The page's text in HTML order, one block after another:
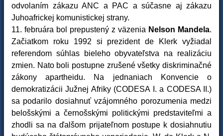
odvolaním zákazu ANC a PAC a súčasne aj zákazu
Juhoafrickej komunistickej strany.
11. februára bol prepustený z väzenia Nelson Mandela.
Začiatkom roku 1992 si prezident de Klerk vyžiadal
referendom súhlas bieleho obyvateľstva na realizáciu
zmien. Nato boli postupne zrušené všetky diskriminačné
zákony apartheidu. Na jednaniach Konvencie o
demokratizácii Južnej Afriky (CODESA I. a CODESA II.)
sa podarilo dosiahnuť vzájomného porozumenia medzi
belošskými a černošskými politickými predstaviteľmi a
zhodli sa na ďalšom prijateľnom postupe k dosiahnutiu